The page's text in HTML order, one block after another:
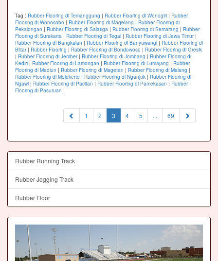
Tag : Rubber Flooring di Temanggung | Rubber Flooring di Wonogiri | Rubber
Flooring di Wonosobo | Rubber Flooring di Magelang | Rubber Flooring di
Pekalongan | Rubber Flooring di Salatiga | Rubber Flooring di Semarang | Rubber
Flooring di Surakarta | Rubber Flooring di Tegal | Rubber Flooring di Jawa Timur|
Rubber Flooring di Bangkalan | Rubber Flooring di Banyuwangi | Rubber Flooring di
Blitar| Rubber Flooring | Rubber Flooring di Bondowoso | Rubber Flooring di Gresik
| Rubber Flooring di Jember| Rubber Flooring di Jombang | Rubber Flooring di
Kediri | Rubber Flooring di Lamongan | Rubber Flooring di Lumajang | Rubber
Flooring di Madiun | Rubber Flooring di Magetan | Rubber Flooring di Malang |
Rubber Flooring di Mojokerto | Rubber Flooring di Nganjuk | Rubber Flooring di
Ngawi | Rubber Flooring di Pacitan | Rubber Flooring di Pamekasan | Rubber
Flooring di Pasuruan |
1 2 3 (current)
4 5 ... 69
Rubber Running Track
Rubber Jogging Track
Rubber Floor